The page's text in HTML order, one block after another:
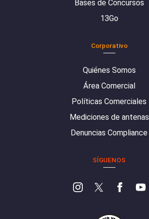
Bases de Concursos
13Go
Corporativo
Quiénes Somos
Área Comercial
Políticas Comerciales
Mediciones de antenas
Denuncias Compliance
SÍGUENOS